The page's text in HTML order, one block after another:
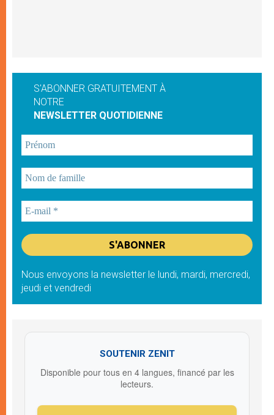
S'ABONNER GRATUITEMENT À
NOTRE
NEWSLETTER QUOTIDIENNE
Nous envoyons la newsletter le lundi, mardi, mercredi,
jeudi et vendredi
SOUTENIR ZENIT
Disponible pour tous en 4 langues, financé par les
lecteurs.